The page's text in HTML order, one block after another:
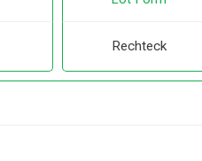
Rechteck